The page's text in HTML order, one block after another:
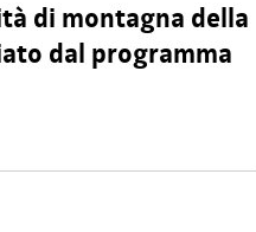
di montagna della
dal programma